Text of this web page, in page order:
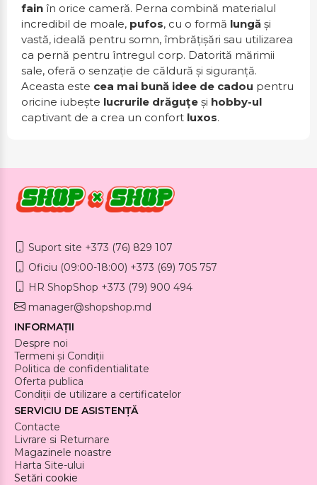
fain în orice cameră. Perna combină materialul
incredibil de moale, pufos, cu o formă lungă și
vastă, ideală pentru somn, îmbrățișări sau utilizarea
ca pernă pentru întregul corp. Datorită mărimii
sale, oferă o senzație de căldură și siguranță.
Aceasta este cea mai bună idee de cadou pentru
oricine iubește lucrurile drăguțe și hobby-ul
captivant de a crea un confort luxos.
Suport site +373 (76) 829 107
Oficiu (09:00-18:00) +373 (69) 705 757
HR ShopShop +373 (79) 900 494
manager@shopshop.md
INFORMAȚII
Despre noi
Termeni și Condiții
Politica de confidentialitate
Oferta publica
Condiții de utilizare a certificatelor
SERVICIU DE ASISTENȚĂ
Contacte
Livrare si Returnare
Magazinele noastre
Harta Site-ului
Setări cookie